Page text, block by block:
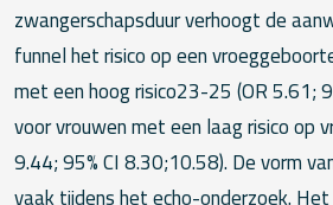
zwangerschapsduur verhoogt de
funnel het risico op een
met een hoog risico23-25 (OR 5.61;
voor vrouwen met een laag risico op
9.44; 95% CI 8.30;10.58). De vorm